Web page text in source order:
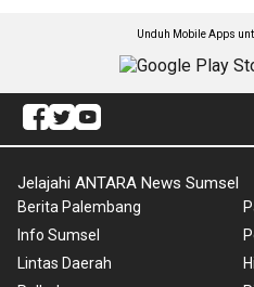
Unduh Mobile Apps
Jelajahi ANTARA News Sumsel
Berita Palembang
Info Sumsel
Lintas Daerah